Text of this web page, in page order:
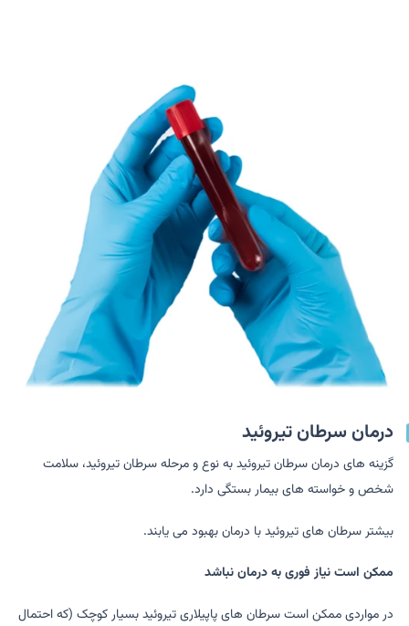
درمان سرطان تیروئید
گزینه های درمان سرطان تیروئید به نوع و مرحله سرطان تیروئید، سلامت
شخص و خواسته های بیمار بستگی دارد.
بیشتر سرطان های تیروئید با درمان بهبود می یابند.
ممکن است نیاز فوری به درمان نباشد
در مواردی ممکن است سرطان های پاپیلاری تیروئید بسیار کوچک (که احتمال